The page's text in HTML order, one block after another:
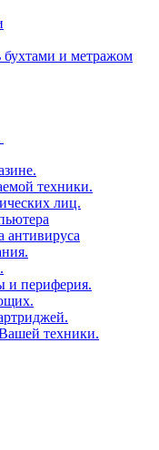
бухтами и метражом
техники.
лиц.
антивируса
и периферия.
техники.